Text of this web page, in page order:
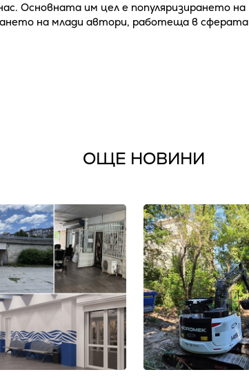
Основната им цел е популяризирането на
на млади автори, работеща в сферата
ОЩЕ НОВИНИ